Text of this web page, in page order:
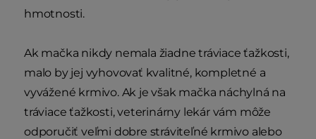
hmotnosti.
Ak mačka nikdy nemala žiadne tráviace ťažkosti,
malo by jej vyhovovať kvalitné, kompletné a
vyvážené krmivo. Ak je však mačka náchylná na
tráviace ťažkosti, veterinárny lekár vám môže
odporučiť veľmi dobre stráviteľné krmivo alebo